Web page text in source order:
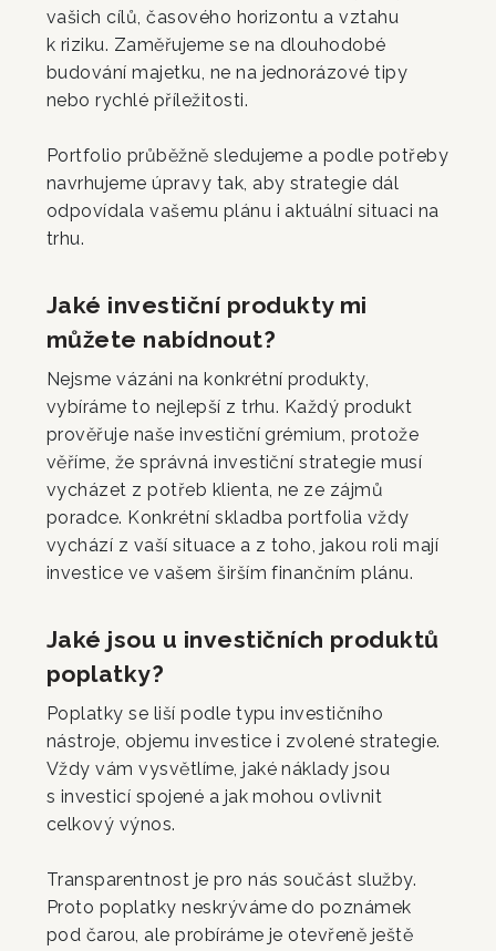
vašich cílů, časového horizontu a vztahu
k riziku. Zaměřujeme se na dlouhodobé
budování majetku, ne na jednorázové tipy
nebo rychlé příležitosti.
Portfolio průběžně sledujeme a podle potřeby
navrhujeme úpravy tak, aby strategie dál
odpovídala vašemu plánu i aktuální situaci na
trhu.
Jaké investiční produkty mi
můžete nabídnout?
Nejsme vázáni na konkrétní produkty,
vybíráme to nejlepší z trhu. Každý produkt
prověřuje naše investiční grémium, protože
věříme, že správná investiční strategie musí
vycházet z potřeb klienta, ne ze zájmů
poradce. Konkrétní skladba portfolia vždy
vychází z vaší situace a z toho, jakou roli mají
investice ve vašem širším finančním plánu.
Jaké jsou u investičních produktů
poplatky?
Poplatky se liší podle typu investičního
nástroje, objemu investice i zvolené strategie.
Vždy vám vysvětlíme, jaké náklady jsou
s investicí spojené a jak mohou ovlivnit
celkový výnos.
Transparentnost je pro nás součást služby.
Proto poplatky neskrýváme do poznámek
pod čarou, ale probíráme je otevřeně ještě